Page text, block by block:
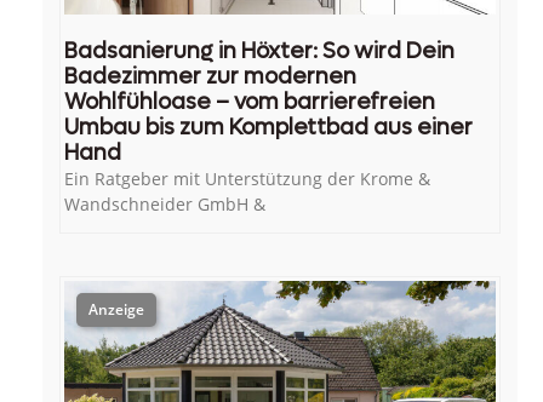
Badsanierung in Höxter: So wird Dein
Badezimmer zur modernen
Wohlfühloase – vom barrierefreien
Umbau bis zum Komplettbad aus einer
Hand
Ein Ratgeber mit Unterstützung der Krome &
Wandschneider GmbH &